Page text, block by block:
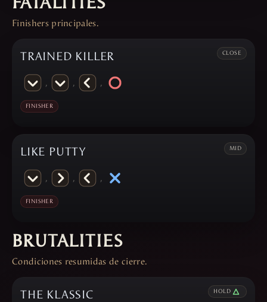
Finishers principales.
TRAINED KILLER CLOSE
, , ,
FINISHER
LIKE PUTTY MID
, , ,
FINISHER
BRUTALITIES
Condiciones resumidas de cierre.
THE KLASSIC HOLD